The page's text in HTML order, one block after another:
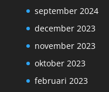
september 2024
december 2023
november 2023
oktober 2023
februari 2023